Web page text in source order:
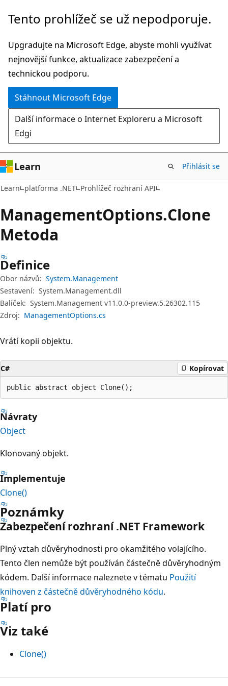
Přeskočit
hlavní
obsah
Přeskočit
navigaci
na
stránce
Tento prohlížeč se už nepodporuje.
Upgradujte na Microsoft Edge, abyste mohli využívat
nejnovější funkce, aktualizace zabezpečení a
technickou podporu.
Stáhnout Microsoft Edge
Další informace o Internet Exploreru a Microsoft
Edgi
Learn Přihlásit se
Learn platforma .NET Prohlížeč rozhraní API
ManagementOptions.Clone
Metoda
Definice
Obor názvů: System.Management
Sestavení: System.Management.dll
Balíček: System.Management v11.0.0-preview.5.26302.115
Zdroj: ManagementOptions.cs
Vrátí kopii objektu.
C# Kopírovat
public abstract object Clone();
Návraty
Object
Klonovaný objekt.
Implementuje
Clone()
Poznámky
Zabezpečení rozhraní .NET Framework
Plný vztah důvěryhodnosti pro okamžitého volajícího.
Tento člen nemůže být používán částečně důvěryhodným
kódem. Další informace naleznete v tématu Použití
knihoven z částečně důvěryhodného kódu.
Platí pro
Viz také
Clone()
Režim